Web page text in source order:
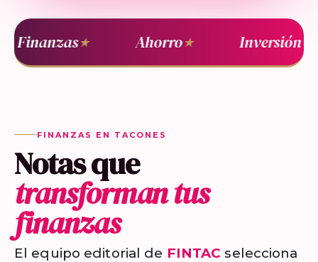
Finanzas★ Ahorro★ Inversión★
FINANZAS EN TACONES
Notas que
transforman tus
finanzas
El equipo editorial de FINTAC selecciona